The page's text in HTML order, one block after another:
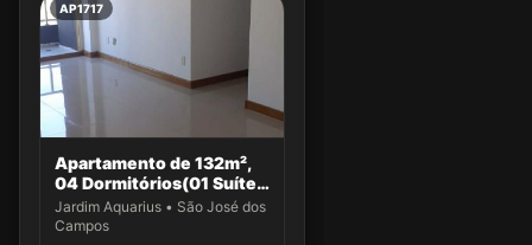
AP1717
Apartamento de 132m²,
04 Dormitórios(01 Suíte)
a venda no Jardim
Aquarius
Jardim Aquarius • São José dos
Campos